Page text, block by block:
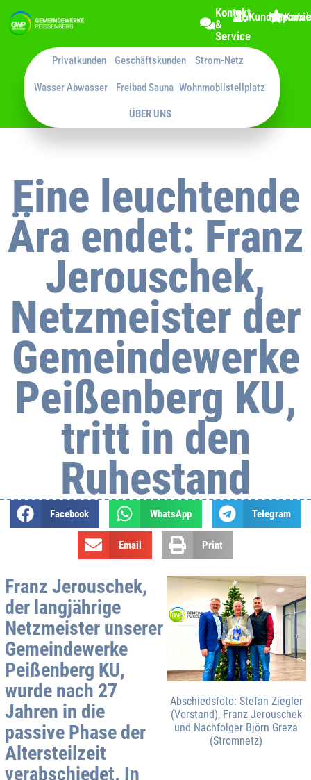
Kontakt
&
Service
Privatkunden Geschäftskunden Strom-Netz
Wasser Abwasser Freibad Sauna Wohnmobilstellplatz
ÜBER UNS
Eine leuchtende
Ära endet: Franz
Jerouschek,
Netzmeister der
Gemeindewerke
Peißenberg KU,
tritt in den
Ruhestand
Facebook WhatsApp Telegram
Email Print
Franz Jerouschek,
der langjährige
Netzmeister unserer
Gemeindewerke
Peißenberg KU,
wurde nach 27
Jahren in die
passive Phase der
Altersteilzeit
verabschiedet. In
Abschiedsfoto: Stefan Ziegler
(Vorstand), Franz Jerouschek
und Nachfolger Björn Greza
(Stromnetz)